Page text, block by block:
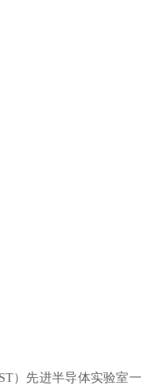
）先进半导体实验室